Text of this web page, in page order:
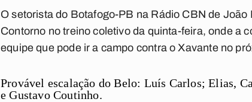
O setorista do Botafogo-PB na Rádio CBN de João
Contorno no treino coletivo da quinta-feira, onde a
equipe que pode ir a campo contra o Xavante no
Provável escalação do Belo: Luís Carlos; Elias,
e Gustavo Coutinho.